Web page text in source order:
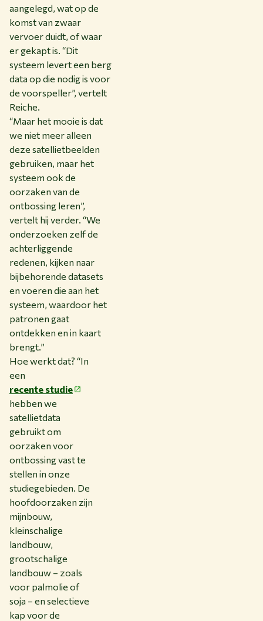
aangelegd, wat op de
komst van zwaar
vervoer duidt, of waar
er gekapt is. “Dit
systeem levert een berg
data op die nodig is voor
de voorspeller”, vertelt
Reiche.
“Maar het mooie is dat
we niet meer alleen
deze satellietbeelden
gebruiken, maar het
systeem ook de
oorzaken van de
ontbossing leren”,
vertelt hij verder. “We
onderzoeken zelf de
achterliggende
redenen, kijken naar
bijbehorende datasets
en voeren die aan het
systeem, waardoor het
patronen gaat
ontdekken en in kaart
brengt.”
Hoe werkt dat? “In
een
recente studie
hebben we
satellietdata
gebruikt om
oorzaken voor
ontbossing vast te
stellen in onze
studiegebieden. De
hoofdoorzaken zijn
mijnbouw,
kleinschalige
landbouw,
grootschalige
landbouw – zoals
voor palmolie of
soja – en selectieve
kap voor de